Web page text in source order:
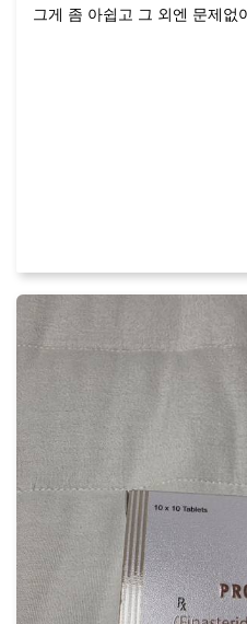
그게 좀 아쉽고 그 외엔 문제없